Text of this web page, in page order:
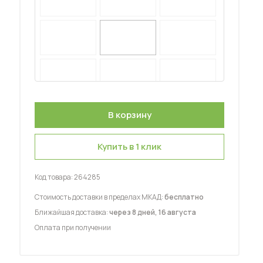
Купить в 1 клик
Код товара:264285
Стоимость доставки в пределах МКАД:бесплатно
Ближайшая доставка:через 8 дней, 16 августа
Оплата при получении